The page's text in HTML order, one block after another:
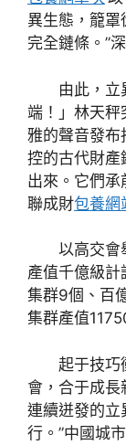
異生態，籠罩
完全鏈條。”
由此，
端！」林天秤
雅的聲音發布
控的古代財產
出來。它們承
聯成財包養網
以高交會
產值千億級
集群9個、百
集群產值
起于技巧
會，合于成長
連續迸發的立
行。”中國城